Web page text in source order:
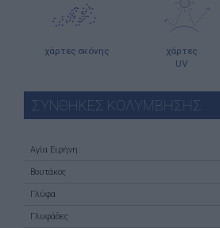
χάρτες σκόνης
χάρτες
UV
ΣΥΝΘΗΚΕΣ ΚΟΛΥΜΒΗΣΗΣ
Αγία Ειρήνη
Βουτάκος
Γλύφα
Γλυφάδες